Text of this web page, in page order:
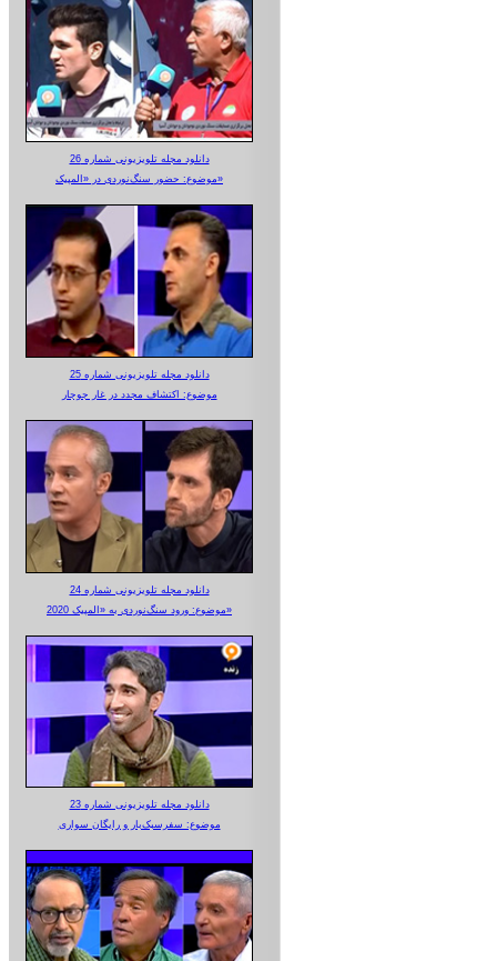
دانلود مجله تلویزیونی شماره 26
موضوع: حضور سنگ‌نوردی در «المپیک»
دانلود مجله تلویزیونی شماره 25
موضوع: اکتشاف مجدد در غار جوجار
دانلود مجله تلویزیونی شماره 24
موضوع: ورود سنگ‌نوردی به «المپیک 2020»
دانلود مجله تلویزیونی شماره 23
موضوع: سفرسبک‌بار و رایگان سواری